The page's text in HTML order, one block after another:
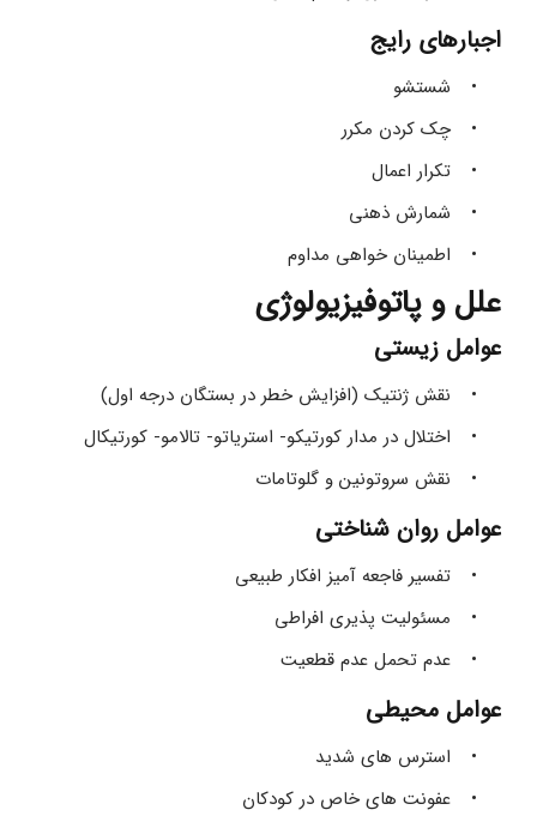
اجبارهای رایج
شستشو
چک کردن مکرر
تکرار اعمال
شمارش ذهنی
اطمینان خواهی مداوم
علل و پاتوفیزیولوژی
عوامل زیستی
نقش ژنتیک (افزایش خطر در بستگان درجه اول)
اختلال در مدار کورتیکو- استریاتو- تالامو- کورتیکال
نقش سروتونین و گلوتامات
عوامل روان شناختی
تفسیر فاجعه آمیز افکار طبیعی
مسئولیت پذیری افراطی
عدم تحمل عدم قطعیت
عوامل محیطی
استرس های شدید
عفونت های خاص در کودکان